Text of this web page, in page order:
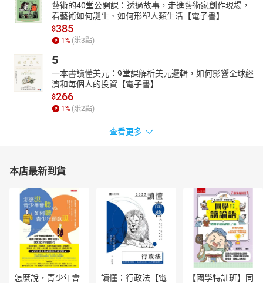
藝術的40堂公開課：透過故事，走進藝術家創作現場，
看藝術如何誕生、如何形塑人類生活【電子書】
$385
1 % (賺3點)
5
一本書讀懂美元：9堂課解析美元邏輯，如何影響全球經
濟和每個人的投資【電子書】
$266
1 % (賺2點)
查看更多
本店最新到貨
怎麼說，青少年會
讀懂：行政法【電
【國學特訓班】同